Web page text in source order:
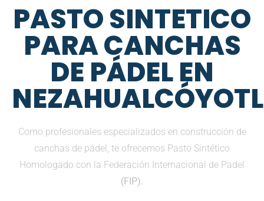
PASTO SINTETICO
PARA CANCHAS
DE PÁDEL EN
NEZAHUALCÓYOTL
Como profesionales especializados en construcción de
canchas de pádel, te ofrecemos Pasto Sintético
Homologado con la Federación Internacional de Padel
(FIP).